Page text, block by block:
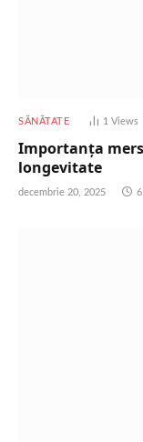
SĂNĂTATE 1Views
Importanța
longevitate
decembrie 20, 2025